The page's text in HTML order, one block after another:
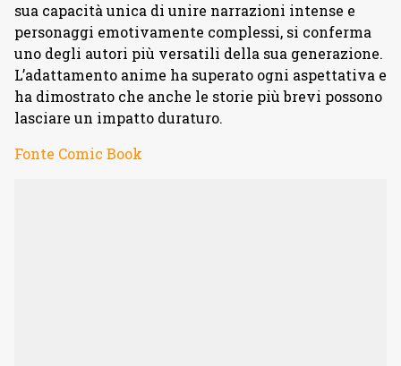
sua capacità unica di unire narrazioni intense e
personaggi emotivamente complessi, si conferma
uno degli autori più versatili della sua generazione.
L’adattamento anime ha superato ogni aspettativa e
ha dimostrato che anche le storie più brevi possono
lasciare un impatto duraturo.
Fonte Comic Book